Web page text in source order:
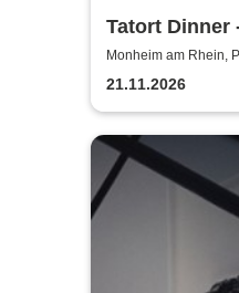
Tatort Dinner
lässt bitten!
Monheim am Rhein,
21.11.2026